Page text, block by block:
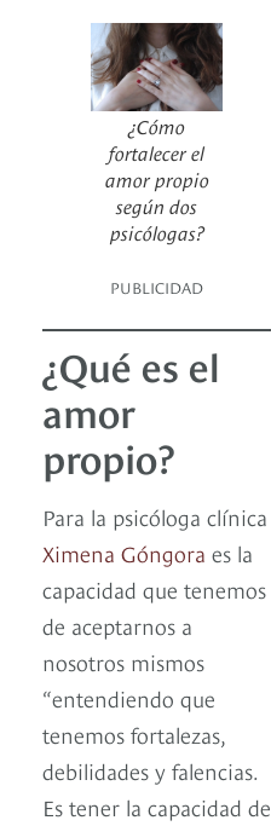
¿Cómo
fortalecer el
amor propio
según dos
psicólogas?
PUBLICIDAD
¿Qué es el
amor
propio?
Para la psicóloga clínica
Ximena Góngora es la
capacidad que tenemos
de aceptarnos a
nosotros mismos
“entendiendo que
tenemos fortalezas,
debilidades y falencias.
Es tener la capacidad de